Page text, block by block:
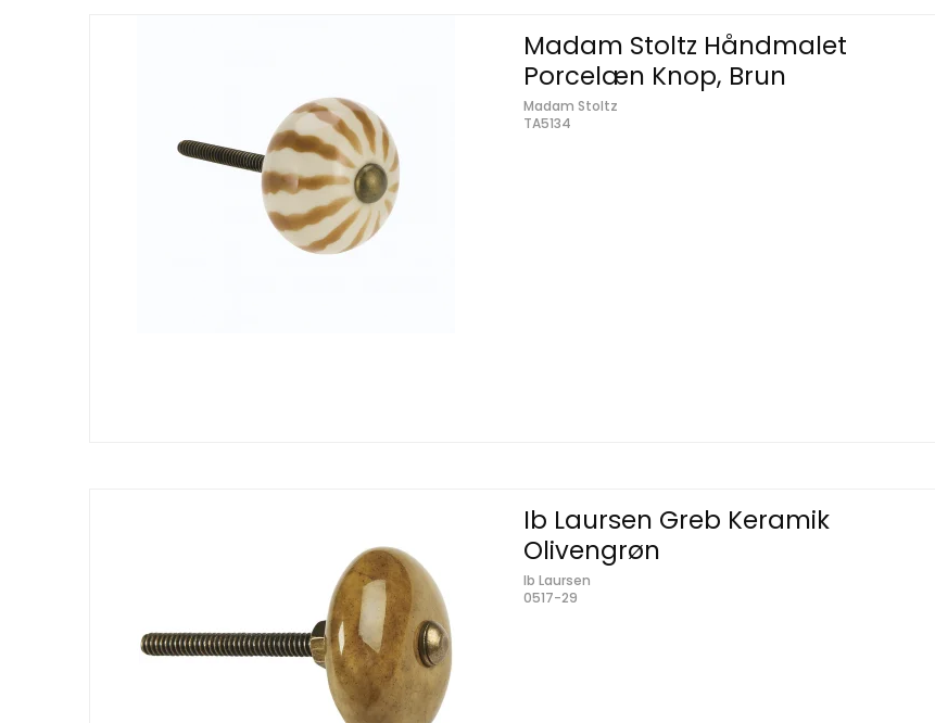
Madam Stoltz Håndmalet
Porcelæn Knop, Brun
Madam Stoltz
TA5134
Ib Laursen Greb Keramik
Olivengrøn
Ib Laursen
0517-29